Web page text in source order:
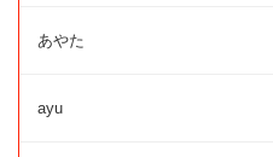
あやた
ayu